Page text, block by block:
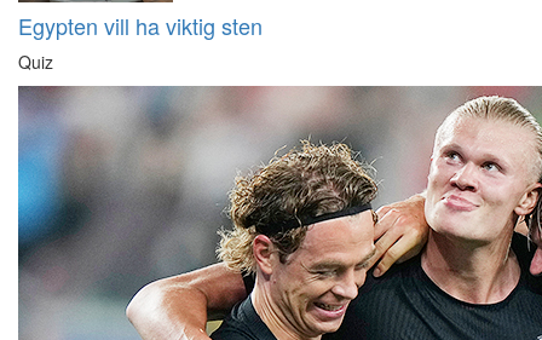
Egypten vill ha viktig sten
Quiz